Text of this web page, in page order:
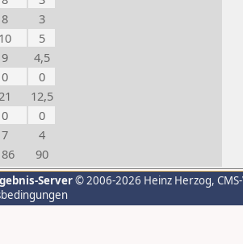
8
3
10
5
9
4,5
0
0
12,5
0
0
7
4
90
Server© 2006-2026 Heinz Herzog,